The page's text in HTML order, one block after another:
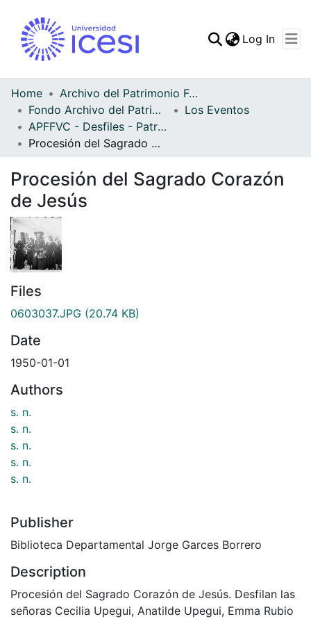
Statistics
Log In
Home
Archivo del Patrimonio Fotográfico y Fílmico del Valle del Cauca
Fondo Archivo del Patrimonio Fotográfico y Fílmico del Valle del Cauca
Los Eventos
APFFVC - Desfiles - Patrimonial
Procesión del Sagrado Corazón de Jesús
Procesión del Sagrado Corazón
de Jesús
Files
0603037.JPG (20.74 KB)
Date
1950-01-01
Authors
s. n.
s. n.
s. n.
s. n.
s. n.
Publisher
Biblioteca Departamental Jorge Garces Borrero
Description
Procesión del Sagrado Corazón de Jesús. Desfilan las
señoras Cecilia Upegui, Anatilde Upegui, Emma Rubio